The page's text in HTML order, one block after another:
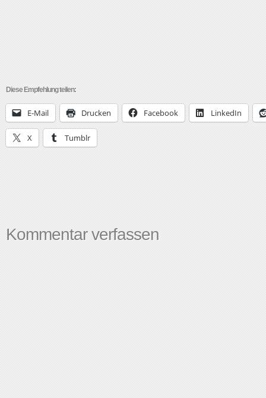
Diese Empfehlung teilen:
E-Mail Drucken Facebook LinkedIn
X Tumblr
Kommentar verfassen